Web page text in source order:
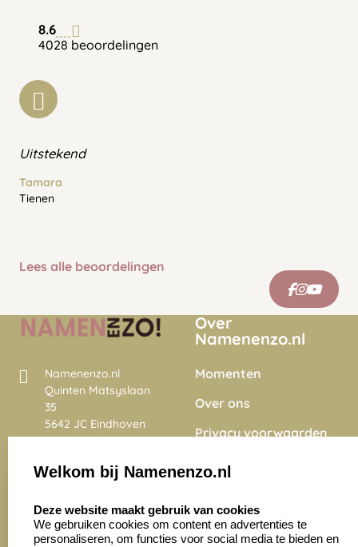
8.6
4028 beoordelingen
Uitstekend
Tamara
Tienen
Lees alle beoordelingen
Namenenzo.nl
Quinten Matsyslaan
35
5642 JC Eindhoven
Nederland
4028 beoordelingen
Over
Namenenzo.nl
Momenten
Over ons
Privacy voorwaarden
Onze vacatures
Welkom bij Namenenzo.nl
Deze website maakt gebruik van cookies
We gebruiken cookies om content en advertenties te
personaliseren, om functies voor social media te bieden en